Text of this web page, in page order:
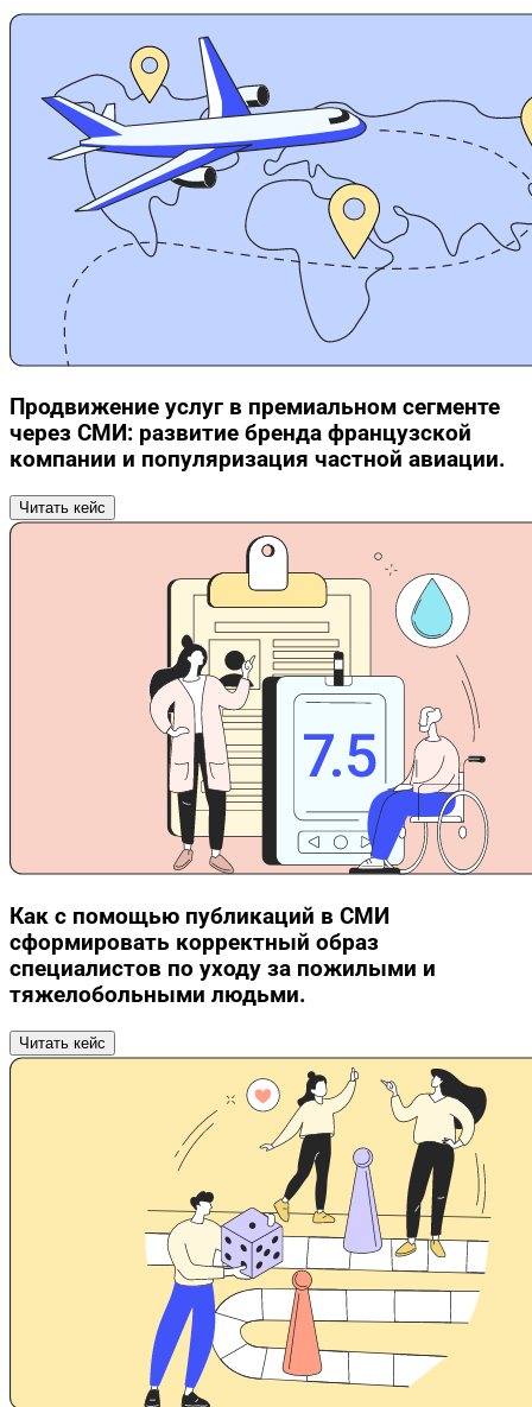
Продвижение услуг в премиальном сегменте
через СМИ: развитие бренда французской
компании и популяризация частной авиации.
Читать кейс
Как с помощью публикаций в СМИ
сформировать корректный образ
специалистов по уходу за пожилыми и
тяжелобольными людьми.
Читать кейс